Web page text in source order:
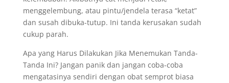
menggelembung, atau pintu/jendela terasa “ketat”
dan susah dibuka-tutup. Ini tanda kerusakan sudah
cukup parah.
Apa yang Harus Dilakukan Jika Menemukan Tanda-
Tanda Ini? Jangan panik dan jangan coba-coba
mengatasinya sendiri dengan obat semprot biasa